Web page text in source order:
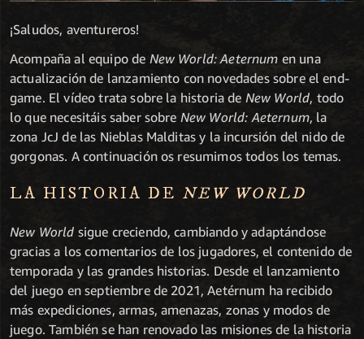
¡Saludos, aventureros!
Acompaña al equipo de New World: Aeternum en una
actualización de lanzamiento con novedades sobre el end-
game. El vídeo trata sobre la historia de New World, todo
lo que necesitáis saber sobre New World: Aeternum, la
zona JcJ de las Nieblas Malditas y la incursión del nido de
gorgonas. A continuación os resumimos todos los temas.
LA HISTORIA DE NEW WORLD
New World sigue creciendo, cambiando y adaptándose
gracias a los comentarios de los jugadores, el contenido de
temporada y las grandes historias. Desde el lanzamiento
del juego en septiembre de 2021, Aetérnum ha recibido
más expediciones, armas, amenazas, zonas y modos de
juego. También se han renovado las misiones de la historia